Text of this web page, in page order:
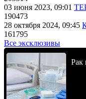
03 июня 2023, 09:01
190473
28 октября 2024, 09:45
161795
Все эксклюзивы
Рак